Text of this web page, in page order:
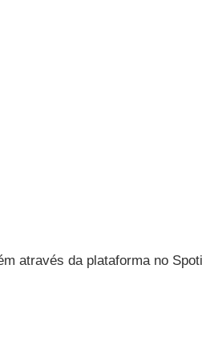
através da plataforma no